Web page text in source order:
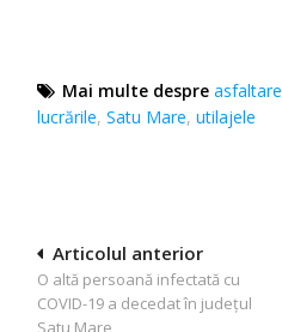
Mai multe despre asfaltare
lucrările,Satu Mare,utilajele
Navigare
în
Articolul anterior
O altă persoană infectată cu
COVID-19 a decedat în județul